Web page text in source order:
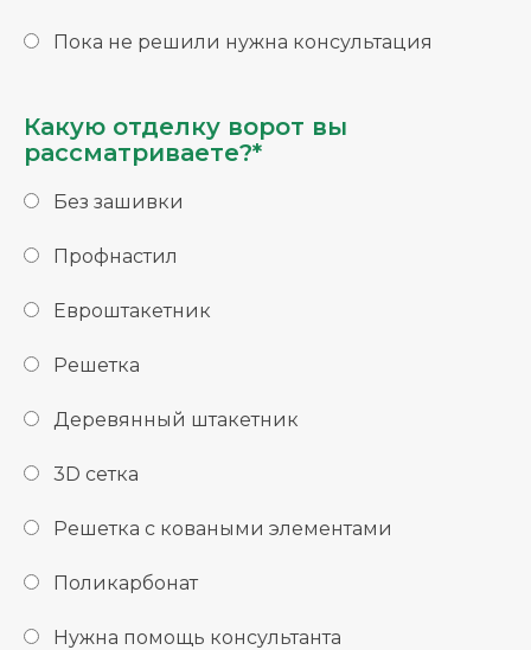
Пока не решили нужна консультация
Какую отделку ворот вы
рассматриваете?*
Без зашивки
Профнастил
Евроштакетник
Решетка
Деревянный штакетник
3D сетка
Решетка с коваными элементами
Поликарбонат
Нужна помощь консультанта